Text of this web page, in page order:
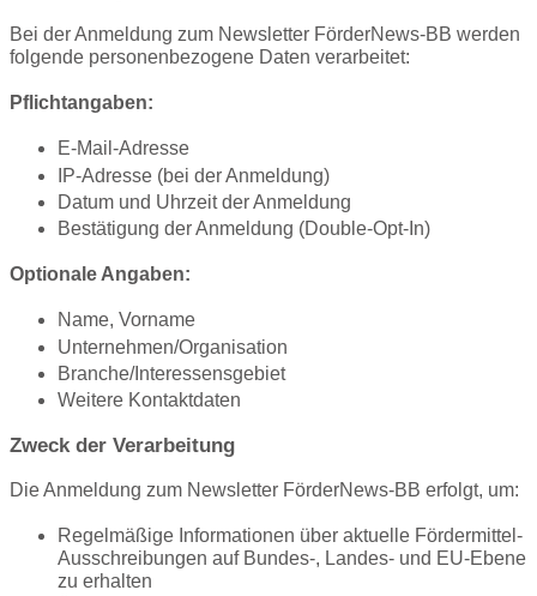
Bei der Anmeldung zum Newsletter FörderNews-BB werden
folgende personenbezogene Daten verarbeitet:
Pflichtangaben:
E-Mail-Adresse
IP-Adresse (bei der Anmeldung)
Datum und Uhrzeit der Anmeldung
Bestätigung der Anmeldung (Double-Opt-In)
Optionale Angaben:
Name, Vorname
Unternehmen/Organisation
Branche/Interessensgebiet
Weitere Kontaktdaten
Zweck der Verarbeitung
Die Anmeldung zum Newsletter FörderNews-BB erfolgt, um:
Regelmäßige Informationen über aktuelle Fördermittel-
Ausschreibungen auf Bundes-, Landes- und EU-Ebene
zu erhalten